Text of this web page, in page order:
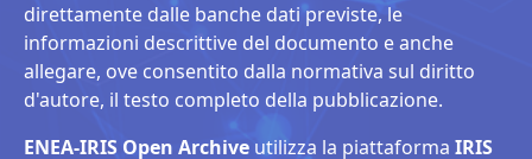
direttamente dalle banche dati previste, le
informazioni descrittive del documento e anche
allegare, ove consentito dalla normativa sul diritto
d'autore, il testo completo della pubblicazione.
ENEA-IRIS Open Archive utilizza la piattaforma IRIS